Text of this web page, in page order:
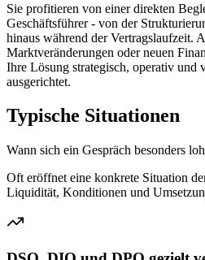
Sie profitieren von einer direkten
Geschäftsführer - von der
hinaus während der Vertragslaufzeit.
Marktveränderungen oder neuen
Ihre Lösung strategisch, operativ und
ausgerichtet.
Typische Situationen
Wann sich ein Gespräch besonders
Oft eröffnet eine konkrete Situation
Liquidität, Konditionen und